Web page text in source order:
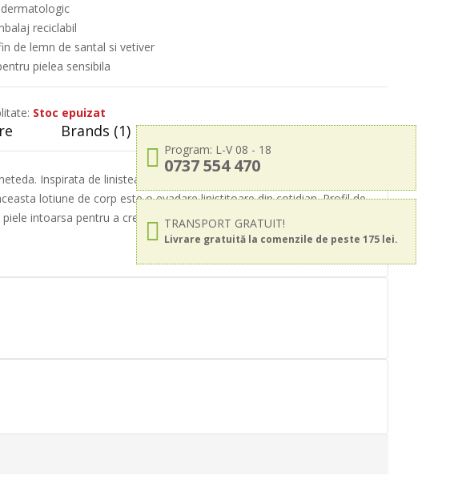
reciclabil
de lemn de santal si vetiver
pielea sensibila
Stoc epuizat
Program: L-V 08 - 18
0737 554 470
TRANSPORT GRATUIT!
Livrare gratuită la comenzile de peste 175 lei.
Brands (1)
Inspirata de linistea naturii, aceasta formula reconfortanta
lotiune de corp este o evadare linistitoare din cotidian. Profil de
intoarsa pentru a crea o aroma profunda, persistenta. Fina, cu